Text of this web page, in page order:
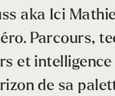
aka Ici
Parcours,
et
de sa